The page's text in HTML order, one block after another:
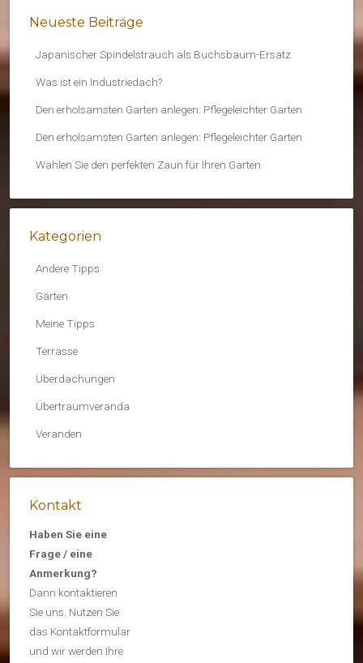
Neueste Beiträge
Japanischer Spindelstrauch als Buchsbaum-Ersatz
Was ist ein Industriedach?
Den erholsamsten Garten anlegen: Pflegeleichter Garten
Den erholsamsten Garten anlegen: Pflegeleichter Garten
Wählen Sie den perfekten Zaun für Ihren Garten
Kategorien
Andere Tipps
Gärten
Meine Tipps
Terrasse
Überdachungen
Übertraumveranda
Veranden
Kontakt
Haben Sie eine
Frage / eine
Anmerkung?
Dann kontaktieren
Sie uns. Nutzen Sie
das Kontaktformular
und wir werden Ihre